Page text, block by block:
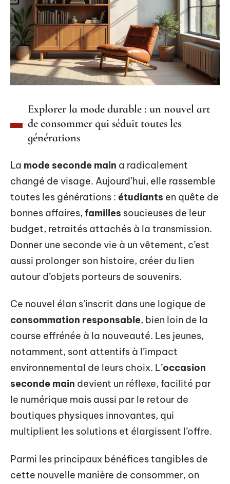
Explorer la mode durable : un nouvel art
de consommer qui séduit toutes les
générations
La mode seconde main a radicalement
changé de visage. Aujourd’hui, elle rassemble
toutes les générations : étudiants en quête de
bonnes affaires, familles soucieuses de leur
budget, retraités attachés à la transmission.
Donner une seconde vie à un vêtement, c’est
aussi prolonger son histoire, créer du lien
autour d’objets porteurs de souvenirs.
Ce nouvel élan s’inscrit dans une logique de
consommation responsable, bien loin de la
course effrénée à la nouveauté. Les jeunes,
notamment, sont attentifs à l’impact
environnemental de leurs choix. L’occasion
seconde main devient un réflexe, facilité par
le numérique mais aussi par le retour de
boutiques physiques innovantes, qui
multiplient les solutions et élargissent l’offre.
Parmi les principaux bénéfices tangibles de
cette nouvelle manière de consommer, on